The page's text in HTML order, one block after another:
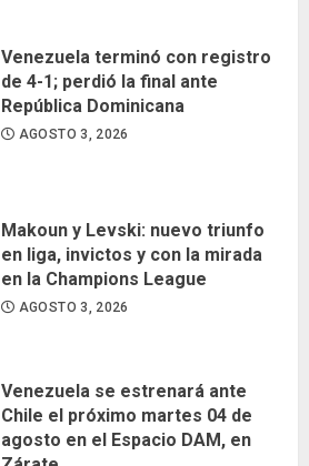
Venezuela terminó con registro
de 4-1; perdió la final ante
República Dominicana
AGOSTO 3, 2026
Makoun y Levski: nuevo triunfo
en liga, invictos y con la mirada
en la Champions League
AGOSTO 3, 2026
Venezuela se estrenará ante
Chile el próximo martes 04 de
agosto en el Espacio DAM, en